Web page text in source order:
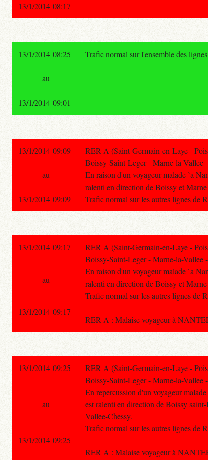
13/1/2014 08:17
13/1/2014 08:25 Trafic normal sur l'ensemble des
au
13/1/2014 09:01
13/1/2014 09:09
RER A (Saint-Germain-en-Laye -
Boissy-Saint-Leger - Marne-la-Vallee
En raison d'un voyageur malade `a
ralenti en direction de Boissy et
Trafic normal sur les autres lignes de
au
13/1/2014 09:09
13/1/2014 09:17
RER A (Saint-Germain-en-Laye -
Boissy-Saint-Leger - Marne-la-Vallee
En raison d'un voyageur malade `a
ralenti en direction de Boissy et
Trafic normal sur les autres lignes de
RER A : Malaise voyageur à
au
13/1/2014 09:17
13/1/2014 09:25
RER A (Saint-Germain-en-Laye -
Boissy-Saint-Leger - Marne-la-Vallee
En repercussion d'un voyageur
est ralenti en direction de Boissy
Vallee-Chessy.
Trafic normal sur les autres lignes de
RER A : Malaise voyageur à
au
13/1/2014 09:25